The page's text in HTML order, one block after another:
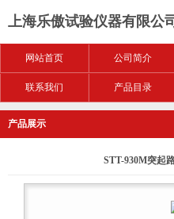
上海乐傲试验仪器有限公司
网站首页 公司简介
联系我们 产品目录
产品展示
STT-930M突起